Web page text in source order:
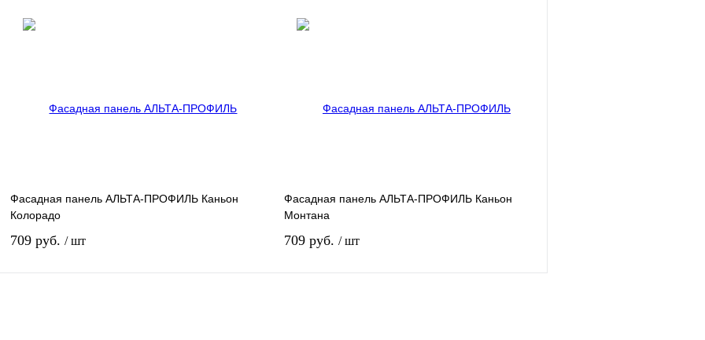
наличии
наличии
Фасадная панель АЛЬТА-ПРОФИЛЬ Каньон
Колорадо
709 руб. / шт
Фасадная панель АЛЬТА-ПРОФИЛЬ Каньон
Монтана
709 руб. / шт